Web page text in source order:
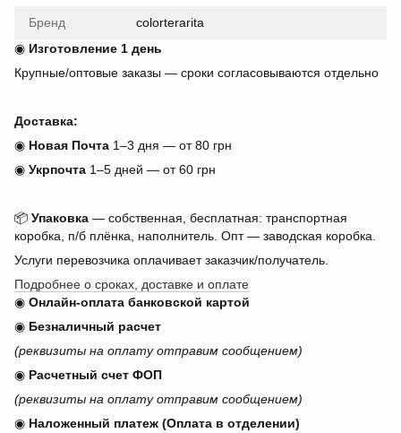
Бренд
colorterarita
◉ Изготовление 1 день
Крупные/оптовые заказы — сроки согласовываются отдельно
Доставка:
◉ Новая Почта 1–3 дня — от 80 грн
◉ Укрпочта 1–5 дней — от 60 грн
📦 Упаковка — собственная, бесплатная: транспортная
коробка, п/б плёнка, наполнитель. Опт — заводская коробка.
Услуги перевозчика оплачивает заказчик/получатель.
Подробнее о сроках, доставке и оплате
◉ Онлайн-оплата банковской картой
◉ Безналичный расчет
(реквизиты на оплату отправим сообщением)
◉ Расчетный счет ФОП
(реквизиты на оплату отправим сообщением)
◉ Наложенный платеж (Оплата в отделении)